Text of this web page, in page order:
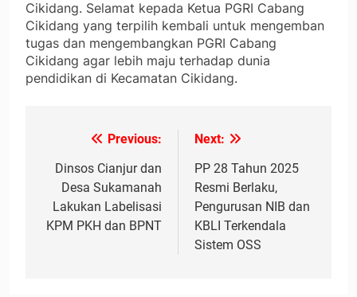
Cikidang. Selamat kepada Ketua PGRI Cabang
Cikidang yang terpilih kembali untuk mengemban
tugas dan mengembangkan PGRI Cabang
Cikidang agar lebih maju terhadap dunia
pendidikan di Kecamatan Cikidang.
Navigasi
pos
Previous:
Dinsos Cianjur dan
Desa Sukamanah
Lakukan Labelisasi
KPM PKH dan BPNT
Next:
PP 28 Tahun 2025
Resmi Berlaku,
Pengurusan NIB dan
KBLI Terkendala
Sistem OSS